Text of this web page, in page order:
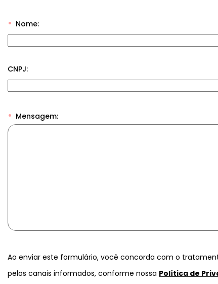
Nome:
CNPJ:
Mensagem:
Ao enviar este formulário, você concorda com o
pelos canais informados, conforme nossa Política de